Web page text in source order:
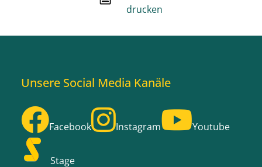
drucken
Unsere Social Media Kanäle
Facebook Instagram Youtube
Stage